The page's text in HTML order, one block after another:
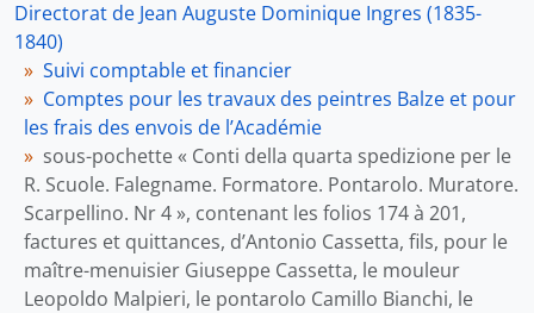
Directorat de Jean Auguste Dominique Ingres (1835-
1840)
Suivi comptable et financier
Comptes pour les travaux des peintres Balze et pour
les frais des envois de l’Académie
sous-pochette « Conti della quarta spedizione per le
R. Scuole. Falegname. Formatore. Pontarolo. Muratore.
Scarpellino. Nr 4 », contenant les folios 174 à 201,
factures et quittances, d’Antonio Cassetta, fils, pour le
maître-menuisier Giuseppe Cassetta, le mouleur
Leopoldo Malpieri, le pontarolo Camillo Bianchi, le